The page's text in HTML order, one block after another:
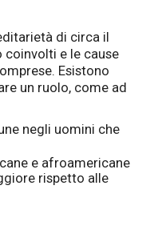
di circa il
coinvolti e le cause
Esistono
un ruolo, come ad
negli uomini che
e afroamericane
rispetto alle